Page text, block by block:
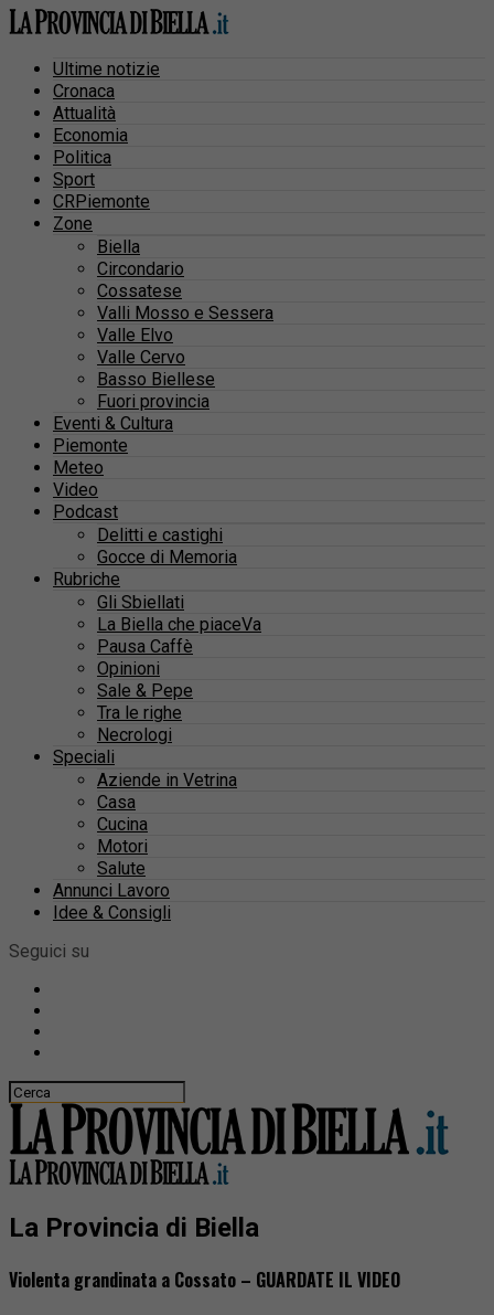
Ultime notizie
Cronaca
Attualità
Economia
Politica
Sport
CRPiemonte
Zone
Biella
Circondario
Cossatese
Valli Mosso e Sessera
Valle Elvo
Valle Cervo
Basso Biellese
Fuori provincia
Eventi & Cultura
Piemonte
Meteo
Video
Podcast
Delitti e castighi
Gocce di Memoria
Rubriche
Gli Sbiellati
La Biella che piaceVa
Pausa Caffè
Opinioni
Sale & Pepe
Tra le righe
Necrologi
Speciali
Aziende in Vetrina
Casa
Cucina
Motori
Salute
Annunci Lavoro
Idee & Consigli
Seguici su
La Provincia di Biella
Violenta grandinata a Cossato – GUARDATE IL VIDEO